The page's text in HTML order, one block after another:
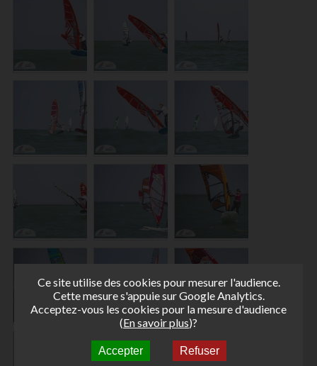
Ce site utilise des cookies pour mesurer l'audience.
Cette mesure s'appuie sur Google Analytics.
Acceptez-vous les cookies pour la mesure d'audience
(En savoir plus)?
Accepter Refuser